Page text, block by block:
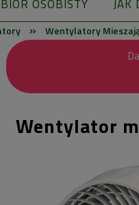
OSOBISTY JAK
» Wentylatory
Wentylator